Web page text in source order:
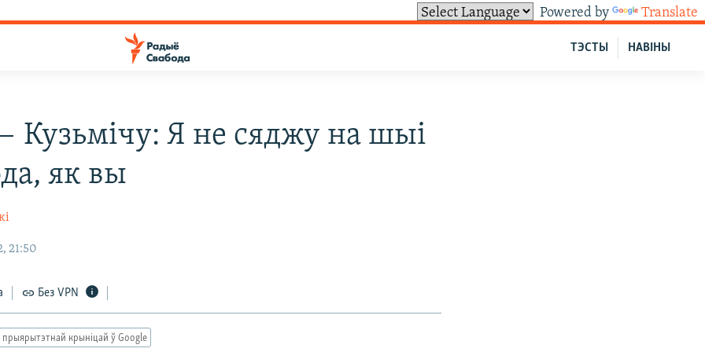
Powered by Translate
НАВІНЫ
ТЭСТЫ
Кузьмічу: Я не сяджу на шыі
як вы
21:50
Без VPN
прыярытэтнай крыніцай ў Google